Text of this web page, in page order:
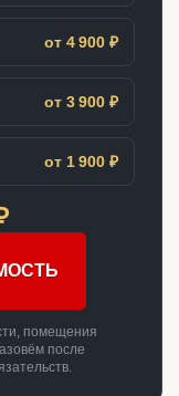
от 4 900 ₽
от 3 900 ₽
от 1 900 ₽
помещения
после